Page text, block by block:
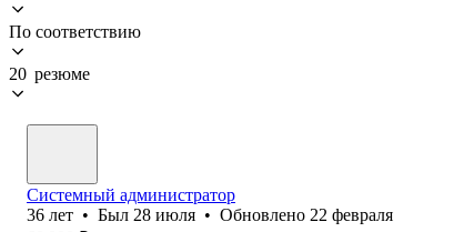
По соответствию
20 резюме
Системный администратор
36 лет • Был 28 июля • Обновлено 22 февраля